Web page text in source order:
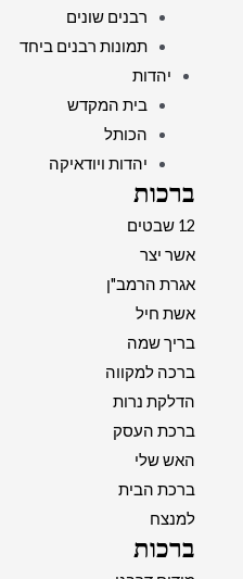
רבנים שונים
תמונות רבנים ביחד
יהדות
בית המקדש
הכותל
יהדות ויודאיקה
ברכות
12 שבטים
אשר יצר
אגרת הרמב"ן
אשת חיל
בריך שמה
ברכה למקווה
הדלקת נרות
ברכת העסק
האש שלי
ברכת הבית
למנצח
ברכות